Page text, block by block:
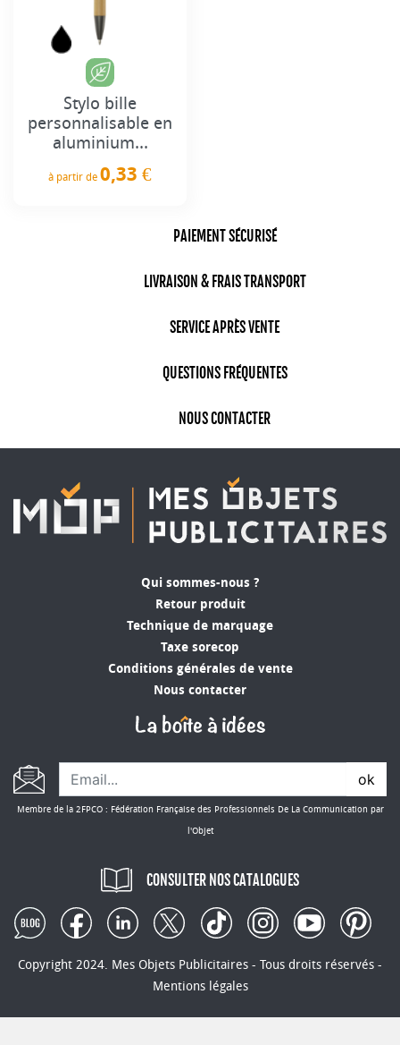
Stylo bille
personnalisable en
aluminium...
à partir de 0,33 €
PAIEMENT SÉCURISÉ
LIVRAISON & FRAIS TRANSPORT
SERVICE APRÈS VENTE
QUESTIONS FRÉQUENTES
NOUS CONTACTER
Qui sommes-nous ?
Retour produit
Technique de marquage
Taxe sorecop
Conditions générales de vente
Nous contacter
ok
Membre de la 2FPCO : Fédération Française des Professionnels De La Communication par
l'Objet
CONSULTER NOS CATALOGUES
Copyright 2024. Mes Objets Publicitaires - Tous droits réservés -
Mentions légales